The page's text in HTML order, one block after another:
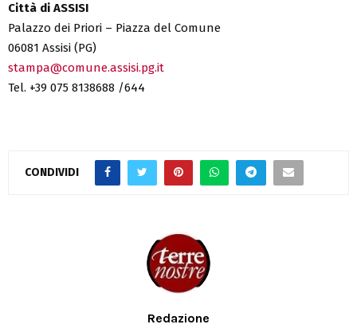
Città di ASSISI
Palazzo dei Priori – Piazza del Comune
06081 Assisi (PG)
stampa@comune.assisi.pg.it
Tel. +39 075 8138688 /644
CONDIVIDI
Redazione